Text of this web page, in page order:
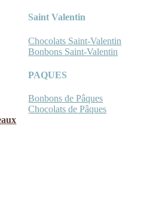
Saint Valentin
Chocolats Saint-Valentin
Bonbons Saint-Valentin
PAQUES
Bonbons de Pâques
Chocolats de Pâques